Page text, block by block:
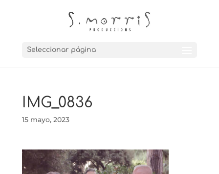
Seleccionar página
IMG_0836
15 mayo, 2023